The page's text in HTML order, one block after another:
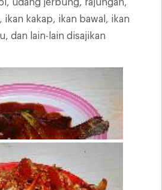
udang jerbung, rajungan,
kakap, ikan bawal, ikan
dan lain-lain disajikan